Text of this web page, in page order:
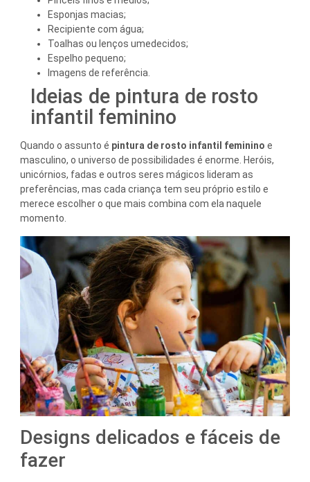
Esponjas macias;
Recipiente com água;
Toalhas ou lenços umedecidos;
Espelho pequeno;
Imagens de referência.
Ideias de pintura de rosto
infantil feminino
Quando o assunto é pintura de rosto infantil feminino e
masculino, o universo de possibilidades é enorme. Heróis,
unicórnios, fadas e outros seres mágicos lideram as
preferências, mas cada criança tem seu próprio estilo e
merece escolher o que mais combina com ela naquele
momento.
Designs delicados e fáceis de
fazer